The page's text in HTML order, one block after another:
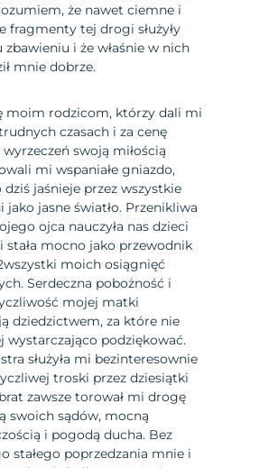
że nawet ciemne i
fragmenty tej drogi służyły
i że właśnie w nich
mnie dobrze.
moim rodzicom, którzy dali mi
czasach i za cenę
swoją miłością
mi wspaniałe gniazdo,
dziś jaśnieje przez wszystkie
jako jasne światło. Przenikliwa
ojca nauczyła nas dzieci
stała mocno jako przewodnik
moich osiągnięć
Serdeczna pobożność i
mojej matki
dziedzictwem, za które nie
wystarczająco podziękować.
służyła mi bezinteresownie
troski przez dziesiątki
zawsze torował mi drogę
swoich sądów, mocną
i pogodą ducha. Bez
stałego poprzedzania mnie i